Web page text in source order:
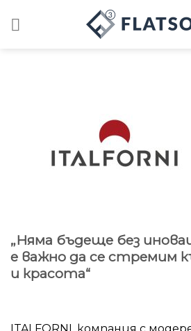
„Няма бъдеще без
е важно да се стремим
и красота“